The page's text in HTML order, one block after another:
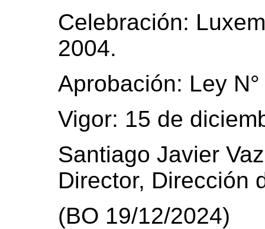
Celebración:
2004.
Aprobación: Ley
Vigor: 15 de
Santiago Javier
Director, Dirección
(BO 19/12/2024)